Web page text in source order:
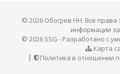
© 2026 Обогрев НН. Все
информации
© 2026 SSG - Разработано с
Карта
Политика в отношении